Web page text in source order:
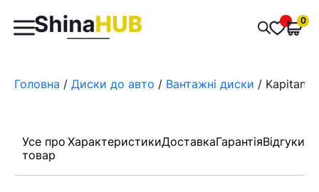
Пошук
товарів
0
Головна / Диски до авто / Вантажні диски / Kapitan
Усе про
товар
ХарактеристикиДоставкаГарантіяВідгуки